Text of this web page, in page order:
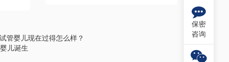
管婴儿现在过得怎么样？
儿诞生
保密
咨询